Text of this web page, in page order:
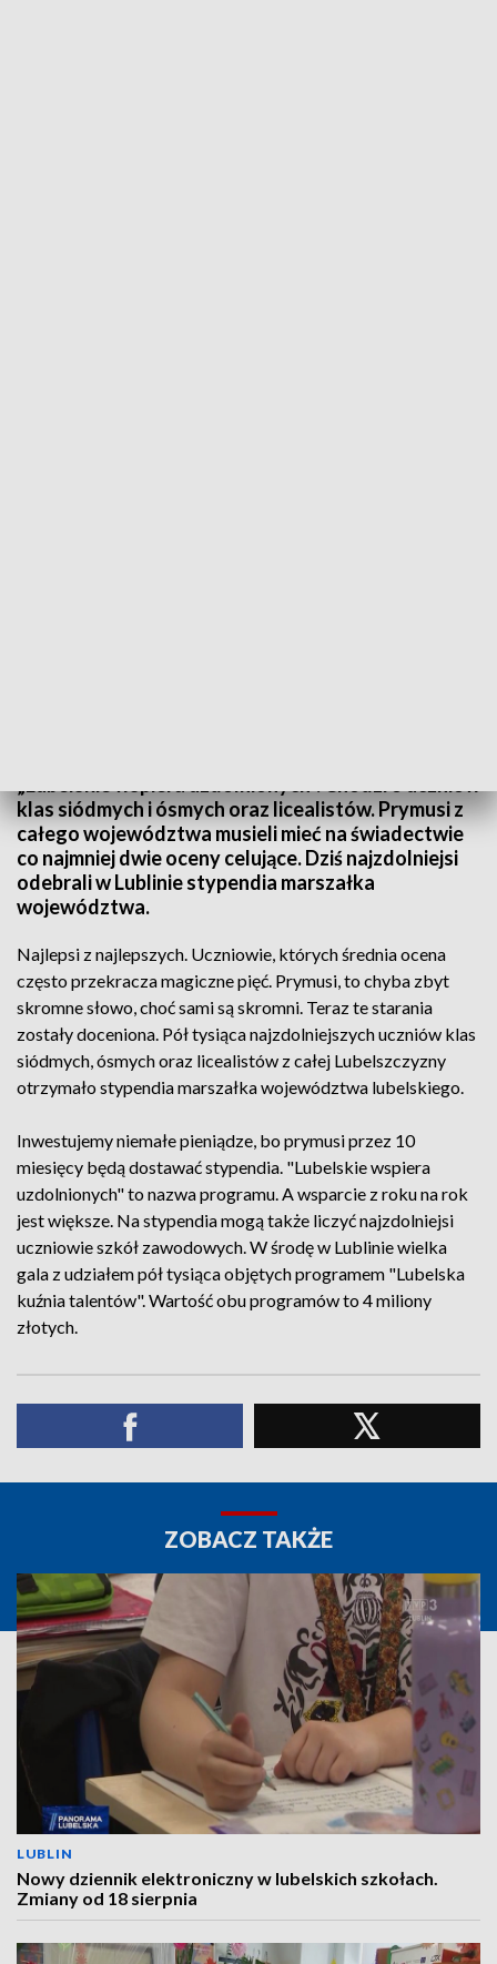
klas siódmych i ósmych oraz licealistów. Prymusi z
całego województwa musieli mieć na świadectwie
co najmniej dwie oceny celujące. Dziś najzdolniejsi
odebrali w Lublinie stypendia marszałka
województwa.
Najlepsi z najlepszych. Uczniowie, których średnia ocena
często przekracza magiczne pięć. Prymusi, to chyba zbyt
skromne słowo, choć sami są skromni. Teraz te starania
zostały doceniona. Pół tysiąca najzdolniejszych uczniów klas
siódmych, ósmych oraz licealistów z całej Lubelszczyzny
otrzymało stypendia marszałka województwa lubelskiego.
Inwestujemy niemałe pieniądze, bo prymusi przez 10
miesięcy będą dostawać stypendia. "Lubelskie wspiera
uzdolnionych" to nazwa programu. A wsparcie z roku na rok
jest większe. Na stypendia mogą także liczyć najzdolniejsi
uczniowie szkół zawodowych. W środę w Lublinie wielka
gala z udziałem pół tysiąca objętych programem "Lubelska
kuźnia talentów". Wartość obu programów to 4 miliony
złotych.
ZOBACZ TAKŻE
LUBLIN
Nowy dziennik elektroniczny w lubelskich szkołach.
Zmiany od 18 sierpnia